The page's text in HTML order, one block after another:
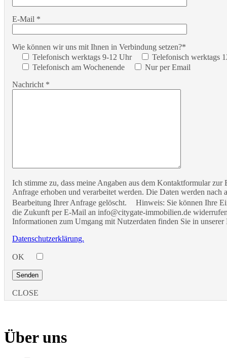
E-Mail *
Wie können wir uns mit Ihnen in Verbindung setzen?*
Telefonisch werktags 9-12 Uhr
Telefonisch werktags
Telefonisch am Wochenende
Nur per Email
Nachricht *
Ich stimme zu, dass meine Angaben aus dem Kontaktformular zur
Anfrage erhoben und verarbeitet werden. Die Daten werden nach
Bearbeitung Ihrer Anfrage gelöscht. Hinweis: Sie können Ihre
die Zukunft per E-Mail an info@citygate-immobilien.de
Informationen zum Umgang mit Nutzerdaten finden Sie in unserer
Datenschutzerklärung.
OK
CLOSE
Über uns